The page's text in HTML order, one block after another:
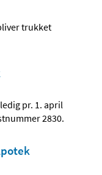
trukket
pr. 1. april
2830.